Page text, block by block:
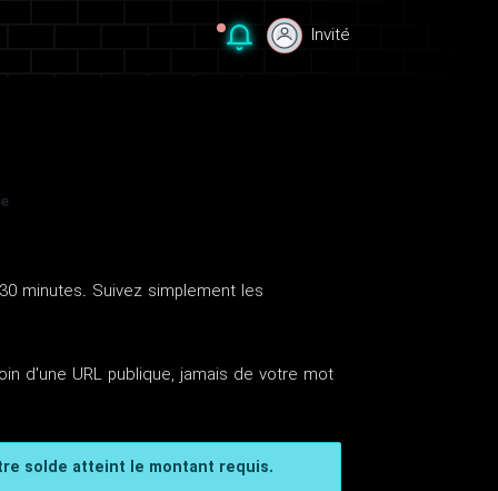
Invité
minutes. Suivez simplement les
d'une URL publique, jamais de votre mot
solde atteint le montant requis.